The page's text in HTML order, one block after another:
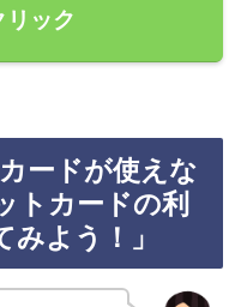
リック
ードが使えな
トカードの利
みよう！」